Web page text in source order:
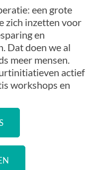
een grote
zich inzetten voor
en
Dat doen we al
meer mensen.
actief
workshops en